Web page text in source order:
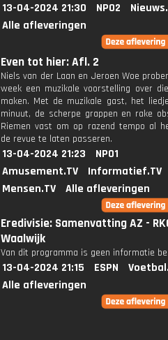
13-04-2024 21:30 NPO2
Alle afleveringen
Even tot hier: Afl. 2
Niels van der Laan en Jeroen Woe
week een muzikale voorstelling over
maken. Met de muzikale gast, het
minuut, de scherpe grappen en rake
Riemen vast om op razend tempo al
de revue te laten passeren.
13-04-2024 21:23
NPO1
Amusement.TV
Informatief.TV
Mensen.TV
Alle afleveringen
Eredivisie: Samenvatting AZ -
Waalwijk
Van dit programma is geen informatie
13-04-2024 21:15 ESPN
Alle afleveringen